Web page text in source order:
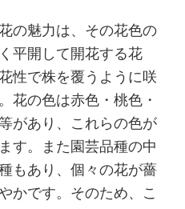
の魅力は、その花色の
平開して開花する花
性で株を覆うように咲
花の色は赤色・桃色・
があり、これらの色が
す。また園芸品種の中
もあり、個々の花が薔
かです。そのため、こ